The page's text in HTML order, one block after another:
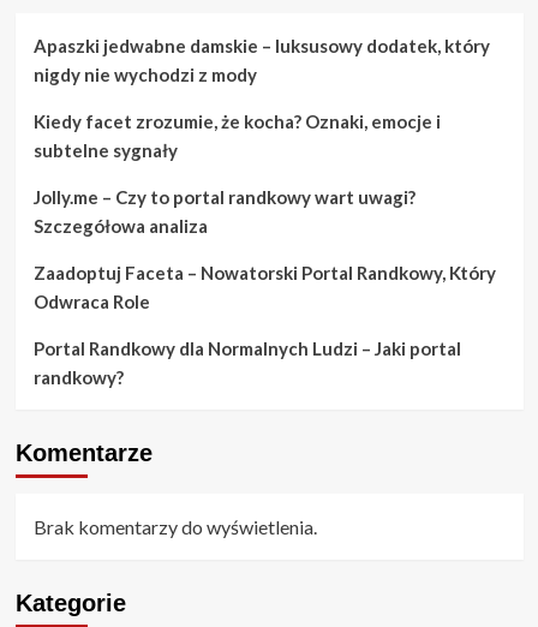
Apaszki jedwabne damskie – luksusowy dodatek, który
nigdy nie wychodzi z mody
Kiedy facet zrozumie, że kocha? Oznaki, emocje i
subtelne sygnały
Jolly.me – Czy to portal randkowy wart uwagi?
Szczegółowa analiza
Zaadoptuj Faceta – Nowatorski Portal Randkowy, Który
Odwraca Role
Portal Randkowy dla Normalnych Ludzi – Jaki portal
randkowy?
Komentarze
Brak komentarzy do wyświetlenia.
Kategorie